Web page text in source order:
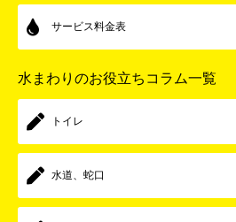
サービス料金表
水まわりのお役立ちコラム一覧
トイレ
水道、蛇口